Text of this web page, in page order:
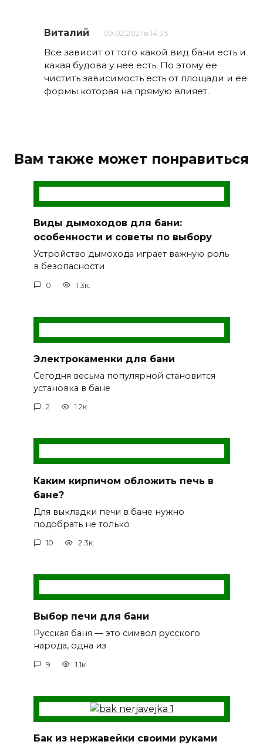
Виталий 09.02.2021 в 14:35
Все зависит от того какой вид бани есть и
какая будова у нее есть. По этому ее
чистить зависимость есть от площади и ее
формы которая на прямую влияет.
Вам также может понравиться
Виды дымоходов для бани:
особенности и советы по выбору
Устройство дымохода играет важную роль
в безопасности
0 1.3к.
Электрокаменки для бани
Сегодня весьма популярной становится
установка в бане
2 1.2к.
Каким кирпичом обложить печь в
бане?
Для выкладки печи в бане нужно
подобрать не только
10 2.3к.
Выбор печи для бани
Русская баня — это символ русского
народа, одна из
9 1.1к.
Бак из нержавейки своими руками